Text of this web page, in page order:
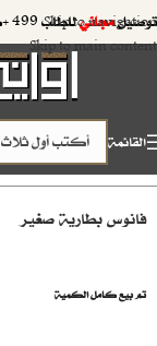
Skip to navigation
Skip to main content
توصيلمجانيللطلب 499 +كود الخصم N9
القائمة
فانوس بطارية صغير
تم بيع كامل الكمية